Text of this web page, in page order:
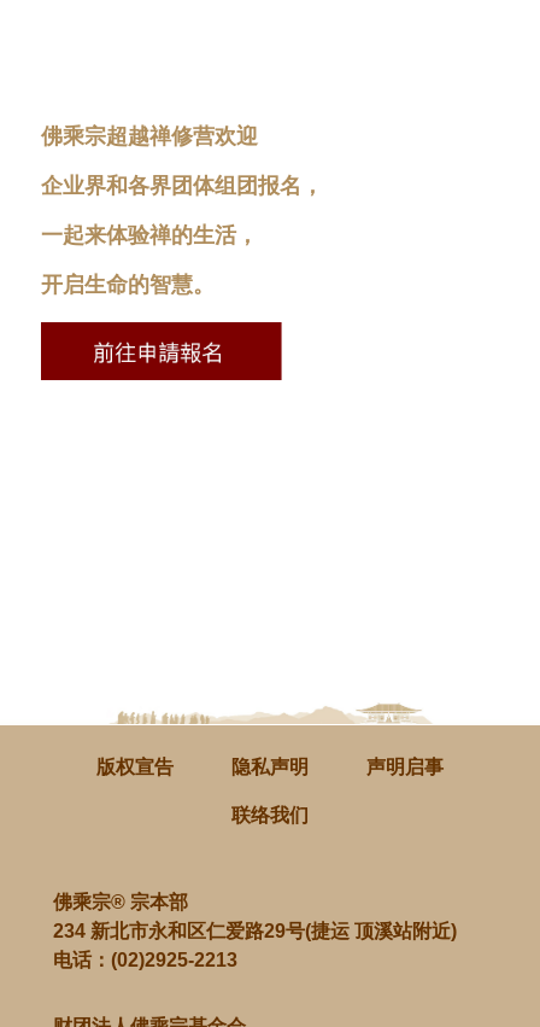
佛乘宗超越禅修营欢迎
企业界和各界团体组团报名，
一起来体验禅的生活，
开启生命的智慧。
版权宣告 隐私声明 声明启事
联络我们
佛乘宗® 宗本部
234 新北市永和区仁爱路29号(捷运 顶溪站附近)
电话： (02)2925-2213